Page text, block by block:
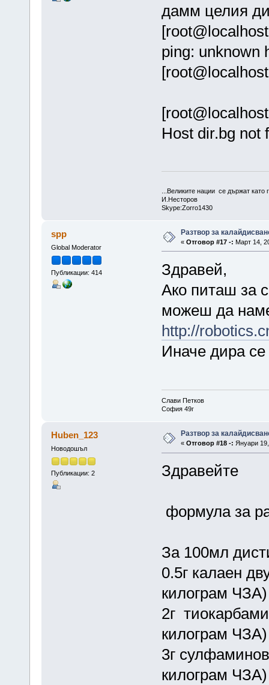
дамм целия
ping: unknown
Host dir.bg not
...Великите нации се държат като
И.Несторов
Skype:Zorro1430
spp
Global Moderator
Публикации: 414
Разтвор за
« Отговор #17 -: Март 14,
Здравей,
Ако питаш за
можеш да
http://
Иначе дира
Слави Петков
София 49г
Huben_123
Новодошъл
Публикации: 2
Разтвор за
« Отговор #18 -: Януари
Здравейте
формула за
За 100мл
0.5г калаен
килограм ЧЗА)
2г
килограм ЧЗА)
3г
килограм ЧЗА)